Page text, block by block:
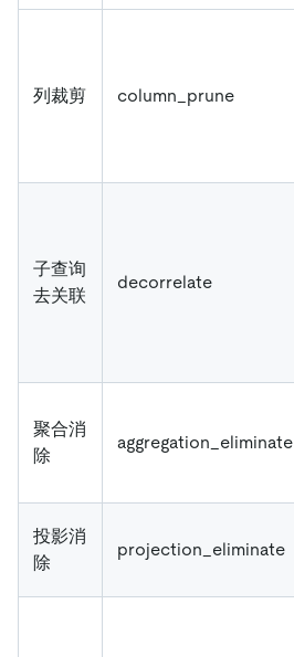
列裁剪 column_prune
子查询
去关联
decorrelate
聚合消
除
aggregation_eliminate
投影消
除
projection_eliminate